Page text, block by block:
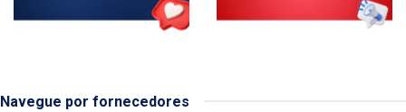
Navegue por fornecedores